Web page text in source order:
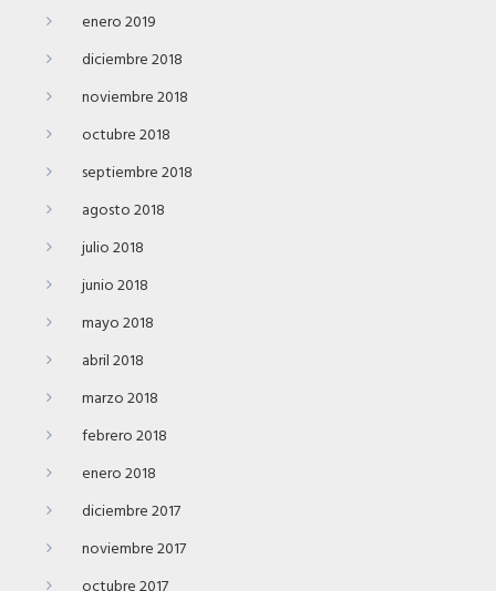
enero 2019
diciembre 2018
noviembre 2018
octubre 2018
septiembre 2018
agosto 2018
julio 2018
junio 2018
mayo 2018
abril 2018
marzo 2018
febrero 2018
enero 2018
diciembre 2017
noviembre 2017